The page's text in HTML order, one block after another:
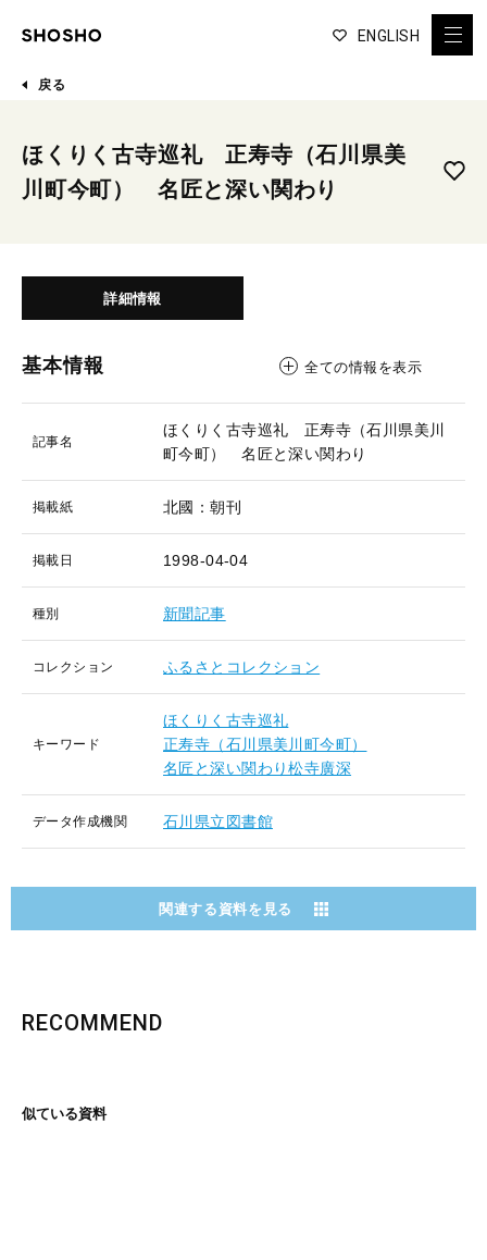
ENGLISH
戻る
ほくりく古寺巡礼 正寿寺（石川県美
川町今町） 名匠と深い関わり
詳細情報
基本情報 全ての情報を表示
記事名
ほくりく古寺巡礼 正寿寺（石川県美川
町今町） 名匠と深い関わり
掲載紙 北國：朝刊
掲載日 1998-04-04
種別 新聞記事
コレクション ふるさとコレクション
キーワード
ほくりく古寺巡礼
正寿寺（石川県美川町今町）
名匠と深い関わり松寺廣深
データ作成機関 石川県立図書館
関連する資料を見る
RECOMMEND
似ている資料